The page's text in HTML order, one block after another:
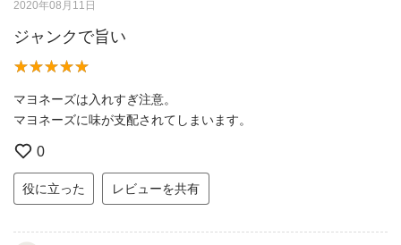
2020年08月11日
ジャンクで旨い
マヨネーズは入れすぎ注意。
マヨネーズに味が支配されてしまいます。
0
役に立った レビューを共有